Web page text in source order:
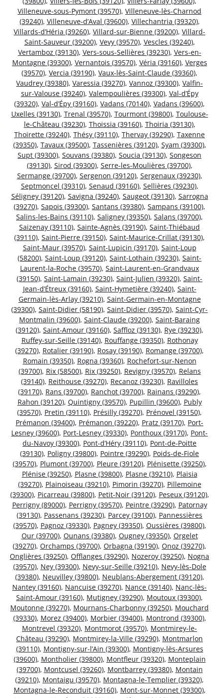
Villeneuve-sous-Pymont (39570), Villeneuve-lès-Charnod
(39240), Villeneuve-d’Aval (39600), Villechantria (39320),
Villards-d’Héria (39260), Villard-sur-Bienne (39200), Villard-
Saint-Sauveur (39200), Vevy (39570), Vescles (39240),
Vertamboz (39130), Vers-sous-Sellières (39230), Vers-en-
Montagne (39300), Vernantois (39570), Véria (39160), Verges
(39570), Vercia (39190), Vaux-lès-Saint-Claude (39360),
Vaudrey (39380), Varessia (39270), Vannoz (39300), Valfin-
sur-Valouse (39240), Valempoulières (39300), Val-d’Épy
(39320), Val-d’Épy (39160), Vadans (70140), Vadans (39600),
Uxelles (39130), Trenal (39570), Tourmont (39800), Toulouse-
le-Château (39230), Thoissia (39160), Thoiria (39130),
Thoirette (39240), Thésy (39110), Thervay (39290), Taxenne
(39350), Tavaux (39500), Tassenières (39120), Syam (39300),
Supt (39300), Souvans (39380), Soucia (39130), Songeson
(39130), Sirod (39300), Serre-les-Moulières (39700),
Sermange (39700), Sergenon (39120), Sergenaux (39230),
Septmoncel (39310), Senaud (39160), Sellières (39230),
Séligney (39120), Savigna (39240), Saugeot (39130), Sarrogna
(39270), Sapois (39300), Santans (39380), Sampans (39100),
Salins-les-Bains (39110), Saligney (39350), Salans (39700),
Saizenay (39110), Sainte-Agnès (39190), Saint-Thiébaud
(39110), Saint-Pierre (39150), Saint-Maurice-Crillat (39130),
Saint-Maur (39570), Saint-Lupicin (39170), Saint-Loup
(58200), Saint-Loup (39120), Saint-Lothain (39230), Saint-
Laurent-la-Roche (39570), Saint-Laurent-en-Grandvaux
(39150), Saint-Lamain (39230), Saint-Julien (39320), Saint-
Jean-d’Étreux (39160), Saint-Hymetière (39240), Saint-
Germain-lès-Arlay (39210), Saint-Germain-en-Montagne
(39300), Saint-Didier (58190), Saint-Didier (39570), Saint-Cyr-
Montmalin (39600), Saint-Claude (39200), Saint-Baraing
(39120), Saint-Amour (39160), Saffloz (39130), Rye (39230),
Ruffey-sur-Seille (39140), Rouffange (39350), Rothonay
(39270), Rotalier (39190), Rosay (39190), Romange (39700),
Romain (39350), Rogna (39360), Rochefort-sur-Nenon
(39700), Rix (58500), Rix (39250), Revigny (39570), Relans
(39140), Reithouse (39270), Recanoz (39230), Ravilloles
(39170), Rans (39700), Ranchot (39700), Rainans (39290),
Rahon (39120), Quintigny (39570), Pupillin (39600), Publy
(39570), Pretin (39110), Présilly (39270), Prénovel (39150),
Prémanon (39400), Prémanon (39220), Pratz (39170), Port-
Lesney (39600), Port-Lesney (39330), Ponthoux (39170), Pont-
du-Navoy (39300), Pont-d’Héry (39110), Pont-de-Poitte
(39130), Poligny (39800), Pointre (39290), Poids-de-Fiole
(39570), Plumont (39700), Pleure (39120), Plénisette (39250),
Plénise (39250), Plasne (39800), Plasne (39210), Plaisia
(39270), Plainoiseau (39210), Pimorin (39270), Pillemoine
(39300), Picarreau (39800), Petit-Noir (39120), Peseux (39120),
Perrigny (89000), Perrigny (39570), Peintre (39290), Patornay
(39130), Passenans (39230), Parcey (39100), Pannessières
(39570), Pagnoz (39330), Pagney (39350), Oussières (39800),
Our (39700), Ounans (39380), Ougney (39350), Orgelet
(39270), Orchamps (39700), Orbagna (39190), Onoz (39270),
Onglières (39250), Offlanges (39290), Nozeroy (39250), Nogna
(39570), Ney (39300), Nevy-sur-Seille (39210), Nevy-lès-Dole
(39380), Neuvilley (39800), Neublans-Abergement (39120),
Nantey (39160), Nancuise (39270), Nance (39140), Nanc-lès-
Saint-Amour (39160), Mutigney (39290), Moutoux (39300),
Moutonne (39270), Mournans-Charbonny (39250), Mouchard
(39330), Morez (39400), Morbier (39400), Montrond (39300),
Montrevel (39320), Montmorot (39570), Montmirey-le-
Château (39290), Montmirey-la-Ville (39290), Montmarlon
(39110), Montigny-sur-l’Ain (39300), Montigny-lès-Arsures
(39600), Montholier (39800), Montfleur (39320), Monteplain
(39700), Montcusel (39260), Montbarrey (39380), Montain
(39210), Montaigu (39570), Montagna-le-Templier (39320),
Montagna-le-Reconduit (39160), Mont-sur-Monnet (39300),